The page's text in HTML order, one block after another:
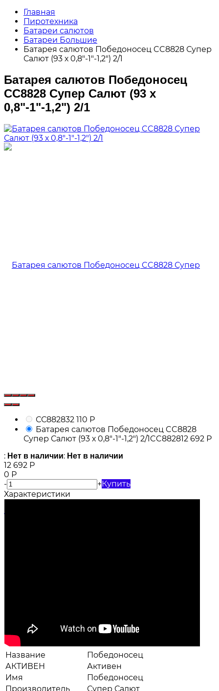
Главная
Пиротехника
Батареи салютов
Батареи Большие
Батарея салютов Победоносец CC8828 Супер
Салют (93 х 0,8"-1"-1,2") 2/1
Батарея салютов Победоносец
CC8828 Супер Салют (93 х
0,8"-1"-1,2") 2/1
СС882832 110 Р
Батарея салютов Победоносец CC8828
Супер Салют (93 х 0,8"-1"-1,2") 2/1CC882812 692 Р
: Нет в наличии: Нет в наличии
12 692 Р
0 Р
-
+Купить
Характеристики
Название
Победоносец
АКТИВЕН
Активен
Имя
Победоносец
Производитель
Супер Салют